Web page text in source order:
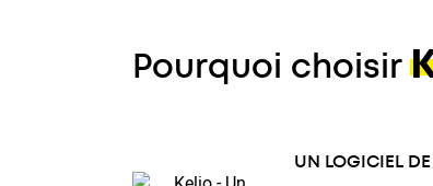
Pourquoi choisir
UN LOGICIEL